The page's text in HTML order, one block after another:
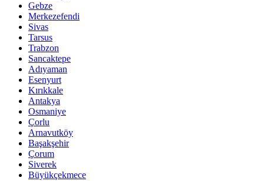
Gebze
Merkezefendi
Sivas
Tarsus
Trabzon
Sancaktepe
Adıyaman
Esenyurt
Kırıkkale
Antakya
Osmaniye
Çorlu
Arnavutköy
Başakşehir
Çorum
Siverek
Büyükçekmece